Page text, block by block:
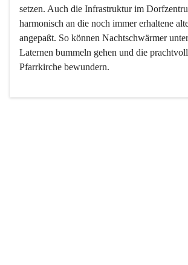
setzen. Auch die Infrastruktur im
harmonisch an die noch immer erhaltene
angepaßt. So können Nachtschwärmer
Laternen bummeln gehen und die
Pfarrkirche bewundern.
Der Weinbau dominert heute nicht mehr,